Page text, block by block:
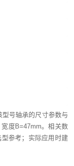
号轴承的尺寸参数与
度B=47mm。相关数
参考；实际应用时建